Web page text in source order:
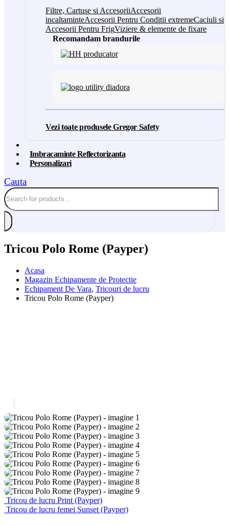
Filtre, Cartuse si AccesoriiAccesorii
incaltaminteAccesorii Pentru Conditii extremeCaciuli si
Accesorii Pentru FrigViziere & elemente de fixare
Recomandam brandurile
Vezi toate produsele Gregor Safety
Imbracaminte Reflectorizanta
Personalizari
Cauta
Tricou Polo Rome (Payper)
Acasa
Magazin Echipamente de Protectie
Echipament De Vara, Tricouri de lucru
Tricou Polo Rome (Payper)
Tricou de lucru Print (Payper)
Tricou de lucru femei Sunset (Payper)